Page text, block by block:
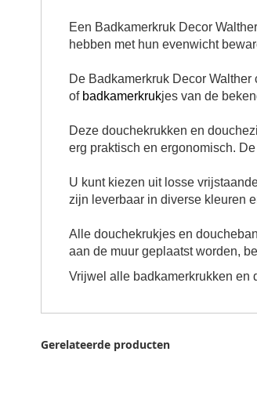
Een Badkamerkruk Decor
hebben met hun evenwicht
De Badkamerkruk Decor
of badkamerkrukjes van de
Deze douchekrukken en
erg praktisch en ergonomisch.
U kunt kiezen uit losse
zijn leverbaar in diverse kleuren
Alle douchekrukjes en
aan de muur geplaatst worden,
Vrijwel alle badkamerkrukken en
Gerelateerde producten